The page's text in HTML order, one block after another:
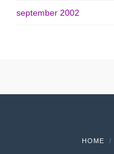
september 2002
HOME